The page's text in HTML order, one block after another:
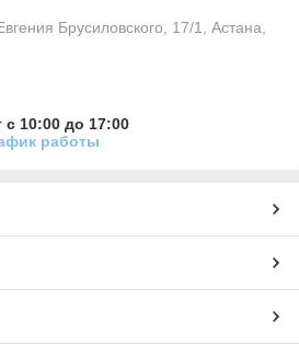
шалфея, мяты, полыни.
веники использовали без
веник
реализует банные
Брусиловского, 17/1, Астана,
с 10:00 до 17:00
работы